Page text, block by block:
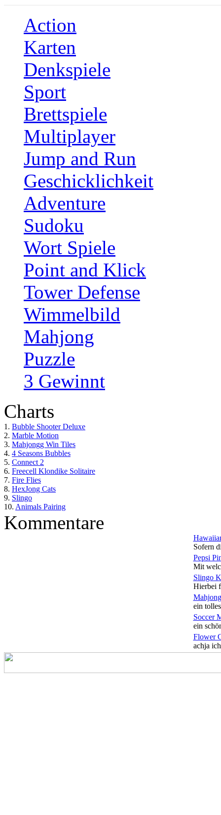
Action
Karten
Denkspiele
Sport
Brettspiele
Multiplayer
Jump and Run
Geschicklichkeit
Adventure
Sudoku
Wort Spiele
Point and Klick
Tower Defense
Wimmelbild
Mahjong
Puzzle
3 Gewinnt
Charts
1. Bubble Shooter Deluxe
2. Marble Motion
3. Mahjongg Win Tiles
4. 4 Seasons Bubbles
5. Connect 2
6. Freecell Klondike Solitaire
7. Fire Flies
8. HexJong Cats
9. Slingo
10. Animals Pairing
Kommentare
Sofern
Pepsi
Mit
Slingo
Hierbei
ein
Soccer
ein
Flower
achja